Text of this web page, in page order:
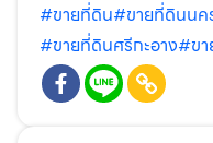
#ขายที่ดิน#ขายที่ดินนค
#ขายที่ดินศรีกะอาง#ข